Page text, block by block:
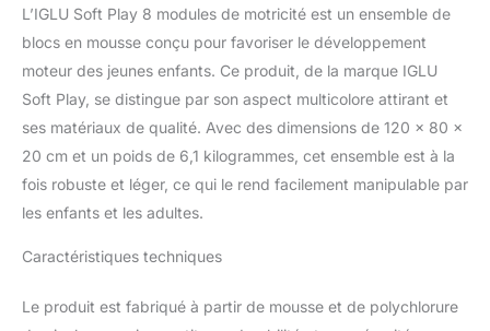
expérience de jeu
amusante et captivante.
QUALITÉ : nos produits
respectent les normes de
qualité les plus élevées.
Chaque étape, de la
production de la mousse
soigneusement vérifiée
ainsi durabilité et
L’IGLU Soft Play 8 modules de motricité est un ensemble de
blocs en mousse conçu pour favoriser le développement
moteur des jeunes enfants. Ce produit, de la marque IGLU
Soft Play, se distingue par son aspect multicolore attirant et
ses matériaux de qualité. Avec des dimensions de 120 x 80 x
20 cm et un poids de 6,1 kilogrammes, cet ensemble est à la
fois robuste et léger, ce qui le rend facilement manipulable par
les enfants et les adultes.
Caractéristiques techniques
Le produit est fabriqué à partir de mousse et de polychlorure